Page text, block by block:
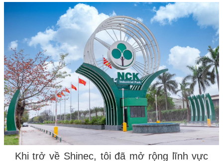
Khi trở về Shinec, tôi đã mở rộng lĩnh vực